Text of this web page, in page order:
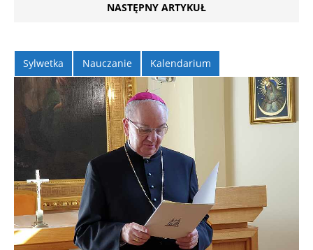
NASTĘPNY ARTYKUŁ
Sylwetka Nauczanie Kalendarium